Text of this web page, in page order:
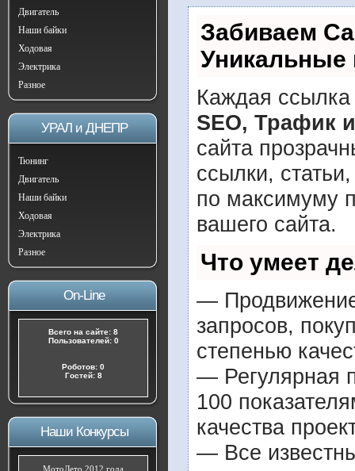
Двигатель
Наши байки
Ходовая
Электрика
Разное
УРАЛ и ДНЕПР
Тюнинг
Двигатель
Наши байки
Ходовая
Электрика
Разное
On-Line
Всего на сайте: 8
Пользователей: 0
Роботов: 0
Гостей: 8
Наши Конкурсы
МотоЛето 2012 года
Забиваем
Уникальные
Каждая ссылка
SEO, Трафик
сайта
ссылки,
по максимуму
вашего сайта.
Что умеет
—
запросов,
степенью
— Регулярная
100
качества
— Все